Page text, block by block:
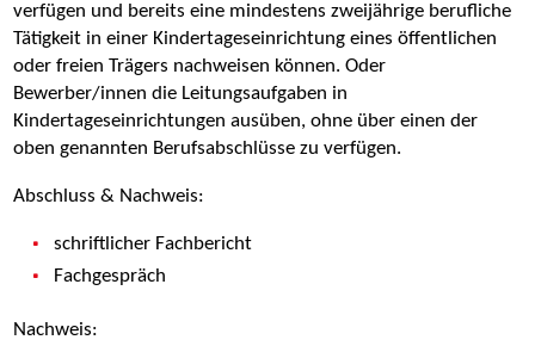
verfügen und bereits eine mindestens zweijährige berufliche
Tätigkeit in einer Kindertageseinrichtung eines öffentlichen
oder freien Trägers nachweisen können. Oder
Bewerber/innen die Leitungsaufgaben in
Kindertageseinrichtungen ausüben, ohne über einen der
oben genannten Berufsabschlüsse zu verfügen.
Abschluss & Nachweis:
schriftlicher Fachbericht
Fachgespräch
Nachweis: